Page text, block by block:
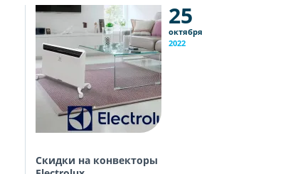
25
октября
2022
Скидки на конвекторы